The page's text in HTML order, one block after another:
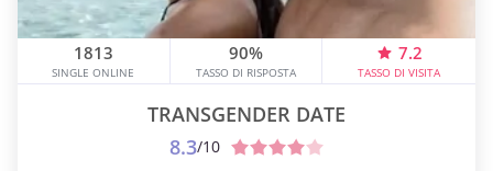
1813
SINGLE ONLINE
90%
TASSO DI RISPOSTA
7.2
TASSO DI VISITA
TRANSGENDER DATE
8.3/10